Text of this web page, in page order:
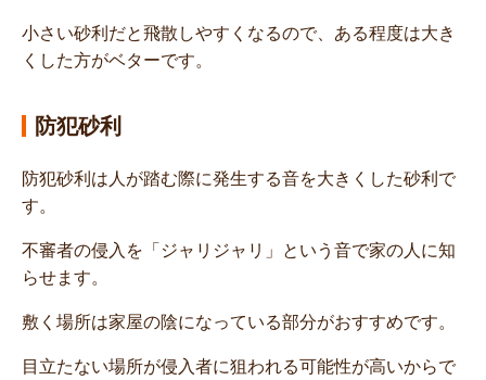
小さい砂利だと飛散しやすくなるので、ある程度は大き
くした方がベターです。
防犯砂利
防犯砂利は人が踏む際に発生する音を大きくした砂利で
す。
不審者の侵入を「ジャリジャリ」という音で家の人に知
らせます。
敷く場所は家屋の陰になっている部分がおすすめです。
目立たない場所が侵入者に狙われる可能性が高いからで